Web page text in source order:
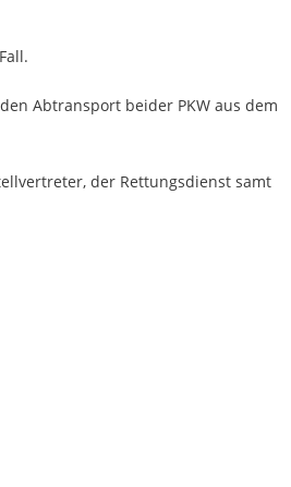
Abtransport beider PKW aus dem
der Rettungsdienst samt